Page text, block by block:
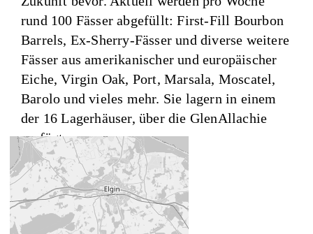
rund 100 Fässer abgefüllt: First-Fill Bourbon
Barrels, Ex-Sherry-Fässer und diverse weitere
Fässer aus amerikanischer und europäischer
Eiche, Virgin Oak, Port, Marsala, Moscatel,
Barolo und vieles mehr. Sie lagern in einem
der 16 Lagerhäuser, über die GlenAllachie
verfügt.
Ortschaft:Banffshire
Gründungsjahr:1967